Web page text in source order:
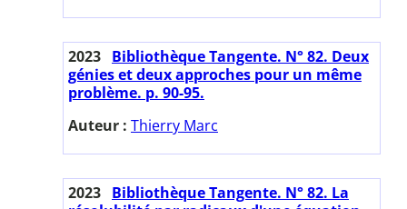
2023 Bibliothèque Tangente. N° 82. Deux
génies et deux approches pour un même
problème. p. 90-95.
Auteur : Thierry Marc
2023 Bibliothèque Tangente. N° 82. La